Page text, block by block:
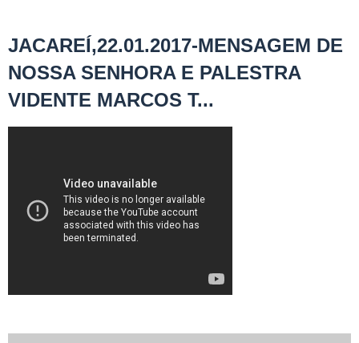
JACAREÍ,22.01.2017-MENSAGEM DE
NOSSA SENHORA E PALESTRA
VIDENTE MARCOS T...